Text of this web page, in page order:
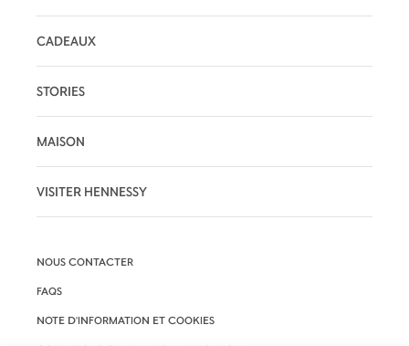
CADEAUX
STORIES
MAISON
VISITER HENNESSY
NOUS CONTACTER
FAQS
NOTE D'INFORMATION ET COOKIES